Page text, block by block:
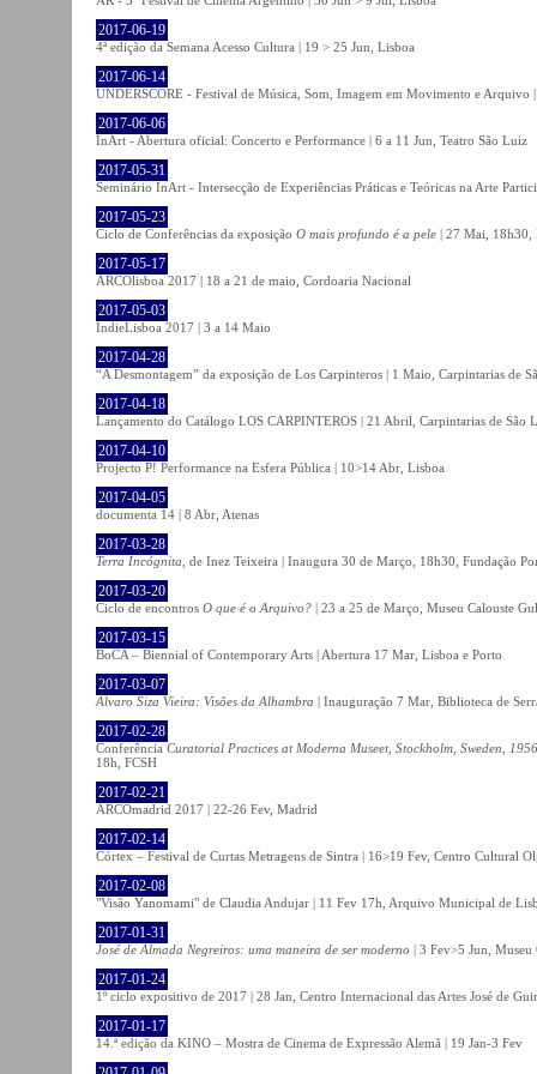
2017-06-19
4ª edição da Semana Acesso Cultura | 19 > 25 Jun, Lisboa
2017-06-14
UNDERSCORE - Festival de Música, Som, Imagem em Movimento e Arquivo
2017-06-06
InArt - Abertura oficial: Concerto e Performance | 6 a 11 Jun, Teatro São Luiz
2017-05-31
Seminário InArt - Intersecção de Experiências Práticas e Teóricas na Arte
2017-05-23
Ciclo de Conferências da exposição O mais profundo é a pele | 27 Mai, 18h30,
2017-05-17
ARCOlisboa 2017 | 18 a 21 de maio, Cordoaria Nacional
2017-05-03
IndieLisboa 2017 | 3 a 14 Maio
2017-04-28
“A Desmontagem” da exposição de Los Carpinteros | 1 Maio, Carpintarias de
2017-04-18
Lançamento do Catálogo LOS CARPINTEROS | 21 Abril, Carpintarias de São
2017-04-10
Projecto P! Performance na Esfera Pública | 10>14 Abr, Lisboa
2017-04-05
documenta 14 | 8 Abr, Atenas
2017-03-28
Terra Incógnita , de Inez Teixeira | Inaugura 30 de Março, 18h30, Fundação
2017-03-20
Ciclo de encontros O que é o Arquivo? | 23 a 25 de Março, Museu Calouste
2017-03-15
BoCA – Biennial of Contemporary Arts | Abertura 17 Mar, Lisboa e Porto
2017-03-07
Álvaro Siza Vieira: Visões da Alhambra | Inauguração 7 Mar, Biblioteca de
2017-02-28
Conferência Curatorial Practices at Moderna Museet, Stockholm, Sweden,
18h, FCSH
2017-02-21
ARCOmadrid 2017 | 22-26 Fev, Madrid
2017-02-14
Córtex – Festival de Curtas Metragens de Sintra | 16>19 Fev, Centro Cultural
2017-02-08
"Visão Yanomami" de Claudia Andujar | 11 Fev 17h, Arquivo Municipal de
2017-01-31
José de Almada Negreiros: uma maneira de ser moderno | 3 Fev>5 Jun,
2017-01-24
1º ciclo expositivo de 2017 | 28 Jan, Centro Internacional das Artes José de
2017-01-17
14.ª edição da KINO – Mostra de Cinema de Expressão Alemã | 19 Jan-3 Fev